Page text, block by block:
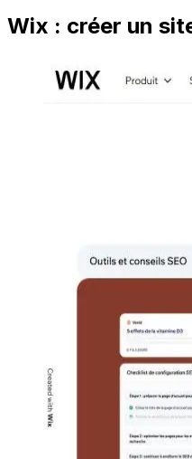
Wix : créer un